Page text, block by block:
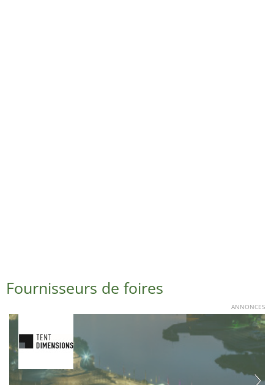
Fournisseurs de foires
ANNONCES